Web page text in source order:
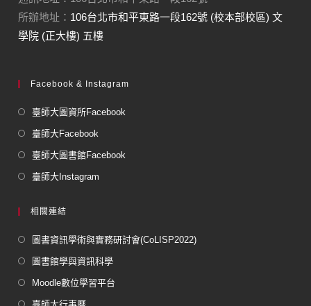
所辦地址： 106台北市和平東路一段162號 (校本部校區) 文
學院 (正大樓) 五樓
Facebook & Instagram
臺師大圖資所Facebook
臺師大Facebook
臺師大圖書館Facebook
臺師大Instagram
相關連結
圖書資訊學術與實務研討會(CoLISP2022)
圖書館學與資訊科學
Moodle數位學習平台